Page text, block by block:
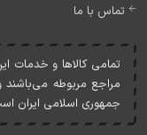
تماس با ما
تمامی کالاها و خدمات
مراجع مربوطه می‌باشند
جمهوری اسلامی ايران